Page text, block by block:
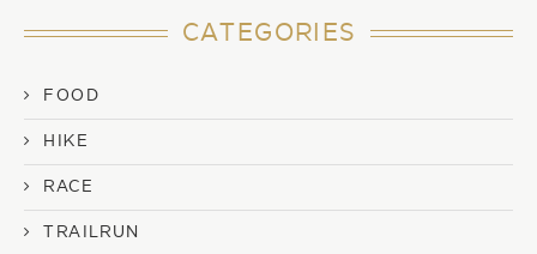
CATEGORIES
FOOD
HIKE
RACE
TRAILRUN